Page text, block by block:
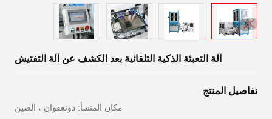
آلة التعبئة الذكية التلقائية بعد الكشف عن آلة التفتيش
تفاصيل المنتج
مكان المنشأ: دونغقوان ، الصين